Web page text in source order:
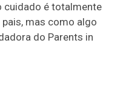
cuidado é totalmente
mas como algo
do Parents in